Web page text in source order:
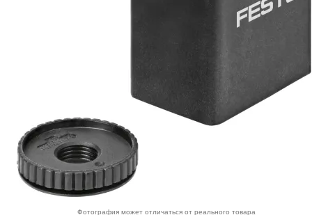
Фотография может отличаться от реального товара